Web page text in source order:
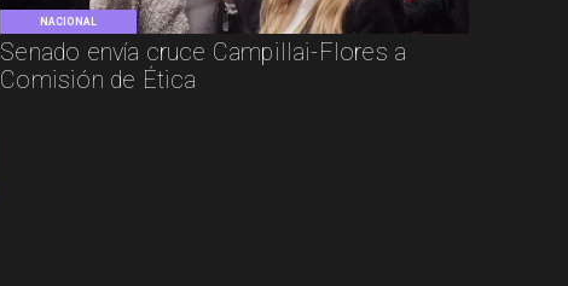
NACIONAL
Senado envía cruce Campillai-Flores a
Comisión de Ética